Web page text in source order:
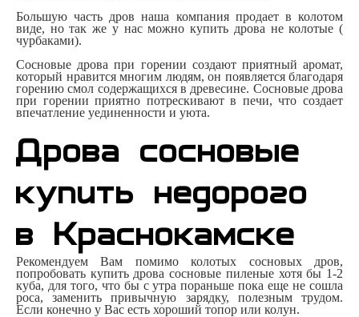
Большую часть дров наша компания продает в колотом
виде, но так же у нас можно купить дрова не колотые (
чурбаками).
Сосновые дрова при горении создают приятный аромат,
который нравится многим людям, он появляется благодаря
горению смол содержащихся в древесине. Сосновые дрова
при горении приятно потрескивают в печи, что создает
впечатление уединенности и уюта.
Дрова сосновые
купить недорого
в Краснокамскe
Рекомендуем Вам помимо колотых сосновых дров,
попробовать купить дрова сосновые пиленые хотя бы 1-2
куба, для того, что бы с утра пораньше пока еще не сошла
роса, заменить привычную зарядку, полезным трудом.
Если конечно у Вас есть хороший топор или колун.